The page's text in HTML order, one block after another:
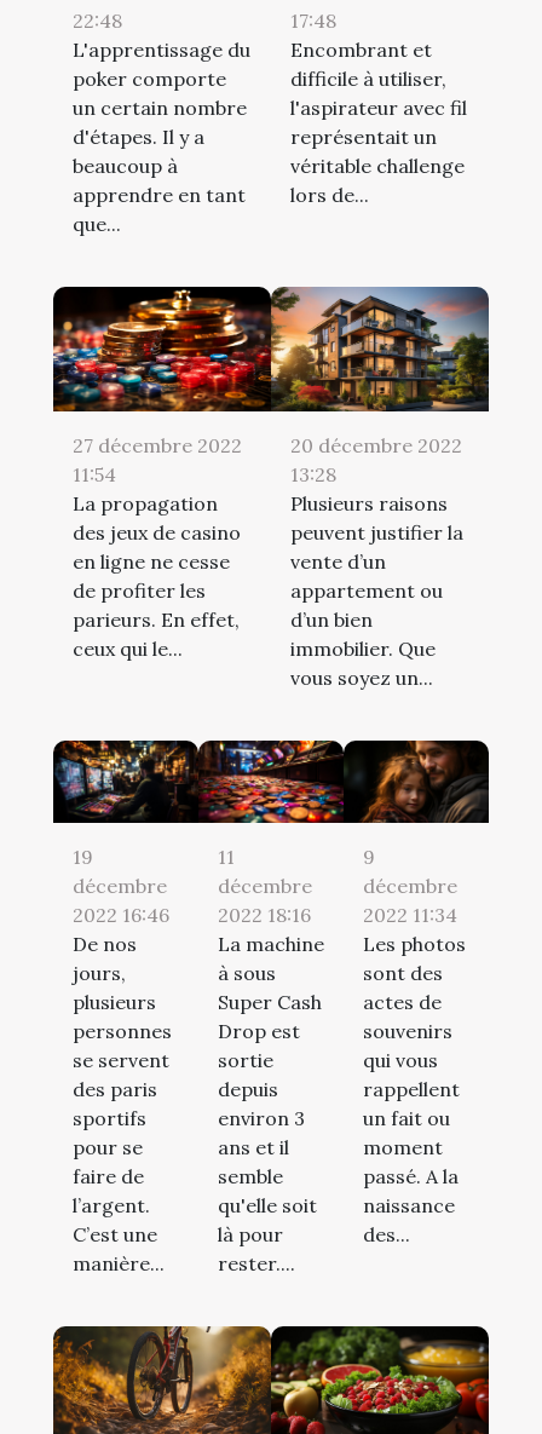
22:48
L'apprentissage du
poker comporte
un certain nombre
d'étapes. Il y a
beaucoup à
apprendre en tant
que...
17:48
Encombrant et
difficile à utiliser,
l'aspirateur avec fil
représentait un
véritable challenge
lors de...
27 décembre 2022
11:54
La propagation
des jeux de casino
en ligne ne cesse
de profiter les
parieurs. En effet,
ceux qui le...
20 décembre 2022
13:28
Plusieurs raisons
peuvent justifier la
vente d’un
appartement ou
d’un bien
immobilier. Que
vous soyez un...
19
décembre
2022 16:46
De nos
jours,
plusieurs
personnes
se servent
des paris
sportifs
pour se
faire de
l’argent.
C’est une
manière...
11
décembre
2022 18:16
La machine
à sous
Super Cash
Drop est
sortie
depuis
environ 3
ans et il
semble
qu'elle soit
là pour
rester....
9
décembre
2022 11:34
Les photos
sont des
actes de
souvenirs
qui vous
rappellent
un fait ou
moment
passé. A la
naissance
des...